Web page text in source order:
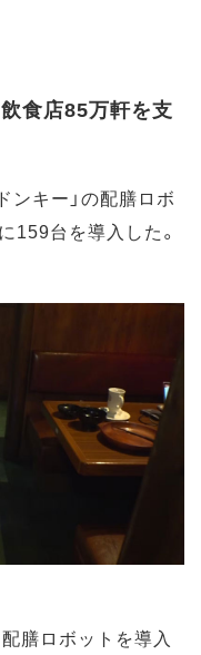
食店85万軒を支
ンキー」の配膳ロボ
159台を導入した。
膳ロボットを導入